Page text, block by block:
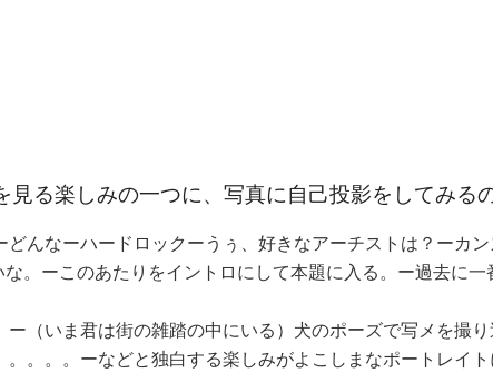
る楽しみの一つに、写真に自己投影をしてみる
んなーハードロックーうぅ、好きなアーチストは？ーカ
。ーこのあたりをイントロにして本題に入る。ー過去に
（いま君は街の雑踏の中にいる）犬のポーズで写メを撮
。。。ーなどと独白する楽しみがよこしまなポートレイト